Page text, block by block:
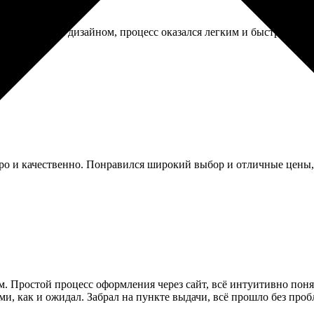
дизайном, процесс оказался легким и быстрым.
и качественно. Понравился широкий выбор и отличные
Простой процесс оформления через сайт, всё интуитивно
как и ожидал. Забрал на пункте выдачи, всё прошло без